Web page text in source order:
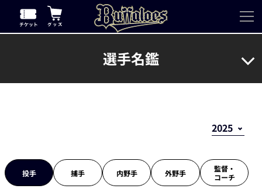
選手名鑑
投手 捕手 内野手 外野手
監督・
コーチ